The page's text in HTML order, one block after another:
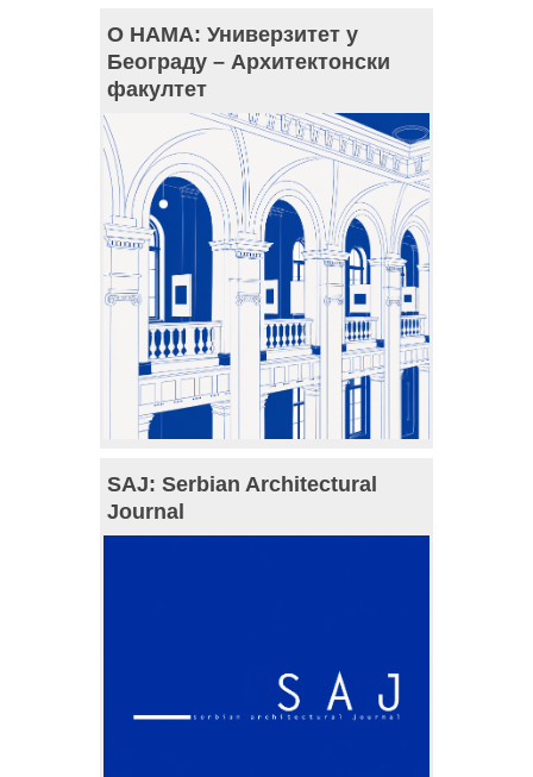
О НАМА: Универзитет у
Београду – Архитектонски
факултет
SAJ: Serbian Architectural
Journal